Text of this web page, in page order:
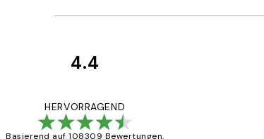
4.4
HERVORRAGEND
Basierend auf 108309 Bewertungen.